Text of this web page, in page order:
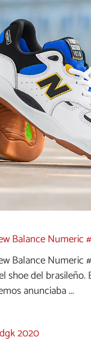
Balance Numeric
Balance Numeric
shoe del brasileño.
anunciaba ...